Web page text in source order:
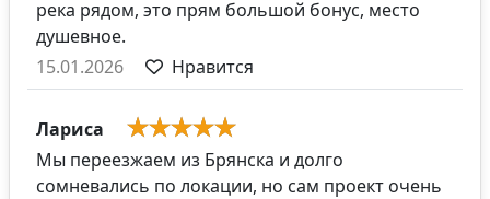
река рядом, это прям большой бонус, место
душевное.
15.01.2026
Нравится
Лариса
Мы переезжаем из Брянска и долго
сомневались по локации, но сам проект очень